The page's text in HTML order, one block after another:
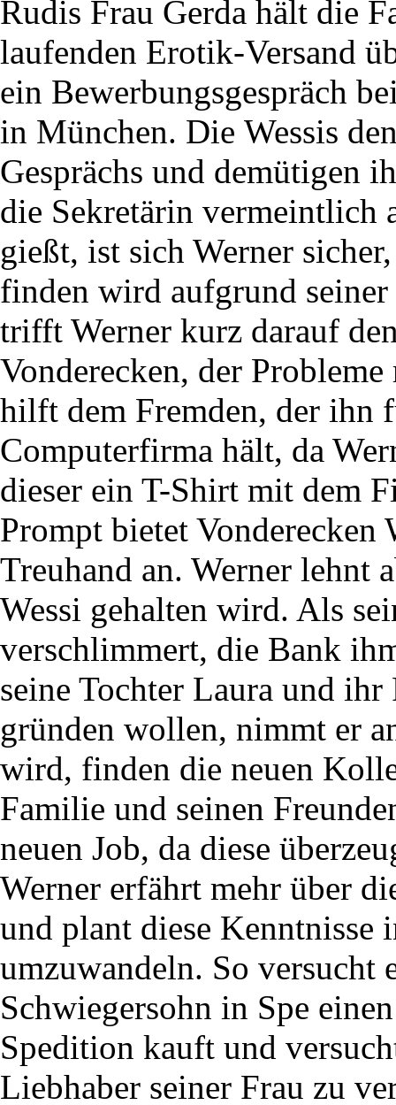
Rudis Frau Gerda hält die
laufenden Erotik-Versand
ein Bewerbungsgespräch
in München. Die Wessis
Gesprächs und demütigen
die Sekretärin vermeintlich
gießt, ist sich Werner
finden wird aufgrund
trifft Werner kurz darauf
Vonderecken, der
hilft dem Fremden, der ihn
Computerfirma hält, da
dieser ein T-Shirt mit dem
Prompt bietet Vonderecken
Treuhand an. Werner lehnt
Wessi gehalten wird. Als
verschlimmert, die Bank
seine Tochter Laura und
gründen wollen, nimmt er
wird, finden die neuen
Familie und seinen
neuen Job, da diese
Werner erfährt mehr über
und plant diese Kenntnisse
umzuwandeln. So versucht
Schwiegersohn in Spe
Spedition kauft und
Liebhaber seiner Frau zu